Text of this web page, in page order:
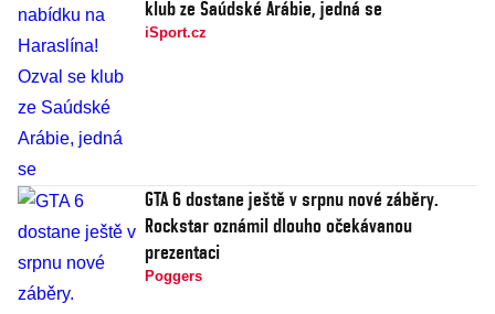
klub ze Saúdské Arábie, jedná se
iSport.cz
GTA 6 dostane ještě v srpnu nové záběry.
Rockstar oznámil dlouho očekávanou
prezentaci
Poggers